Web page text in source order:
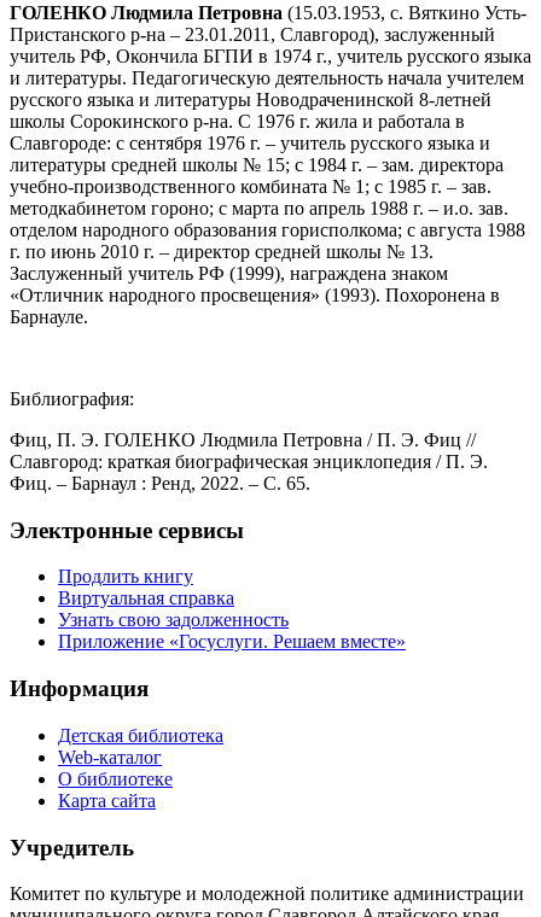
ГОЛЕНКО Людмила Петровна (15.03.1953, с. Вяткино Усть-
Пристанского р-на – 23.01.2011, Славгород), заслуженный
учитель РФ, Окончила БГПИ в 1974 г., учитель русского языка
и литературы. Педагогическую деятельность начала учителем
русского языка и литературы Новодраченинской 8-летней
школы Сорокинского р-на. С 1976 г. жила и работала в
Славгороде: с сентября 1976 г. – учитель русского языка и
литературы средней школы № 15; с 1984 г. – зам. директора
учебно-производственного комбината № 1; с 1985 г. – зав.
методкабинетом гороно; с марта по апрель 1988 г. – и.о. зав.
отделом народного образования горисполкома; с августа 1988
г. по июнь 2010 г. – директор средней школы № 13.
Заслуженный учитель РФ (1999), награждена знаком
«Отличник народного просвещения» (1993). Похоронена в
Барнауле.
Библиография:
Фиц, П. Э. ГОЛЕНКО Людмила Петровна / П. Э. Фиц //
Славгород: краткая биографическая энциклопедия / П. Э.
Фиц. – Барнаул : Ренд, 2022. – С. 65.
Электронные сервисы
Продлить книгу
Виртуальная справка
Узнать свою задолженность
Приложение «Госуслуги. Решаем вместе»
Информация
Детская библиотека
Web-каталог
О библиотеке
Карта сайта
Учредитель
Комитет по культуре и молодежной политике администрации